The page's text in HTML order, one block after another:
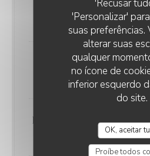
'Recusar
'Personalizar'
suas preferências.
alterar suas
qualquer
no ícone de
inferior esquerdo
do site.
OK, aceitar
Proíbe todos
Filet sauce
35,00
Bouchée à
35,00
Poulet au Vin Jaune
30,00